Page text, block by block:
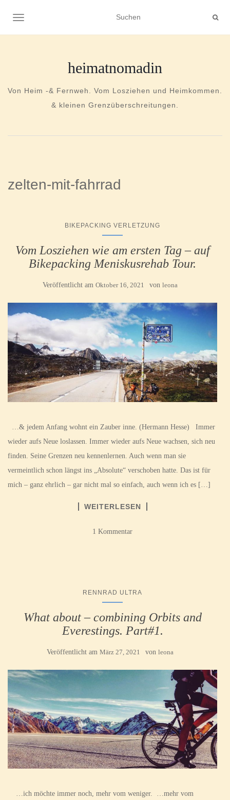
NAVIGATION UMSCHALTEN
heimatnomadin
Von Heim -& Fernweh. Vom Losziehen und Heimkommen.
& kleinen Grenzüberschreitungen.
zelten-mit-fahrrad
BIKEPACKING VERLETZUNG
Vom Losziehen wie am ersten Tag – auf
Bikepacking Meniskusrehab Tour.
Veröffentlicht am Oktober 16, 2021 von leona
…& jedem Anfang wohnt ein Zauber inne. (Hermann Hesse) Immer
wieder aufs Neue loslassen. Immer wieder aufs Neue wachsen, sich neu
finden. Seine Grenzen neu kennenlernen. Auch wenn man sie
vermeintlich schon längst ins „Absolute“ verschoben hatte. Das ist für
mich – ganz ehrlich – gar nicht mal so einfach, auch wenn ich es […]
WEITERLESEN
1 Kommentar
RENNRAD ULTRA
What about – combining Orbits and
Everestings. Part#1.
Veröffentlicht am März 27, 2021 von leona
…ich möchte immer noch, mehr vom weniger. …mehr vom